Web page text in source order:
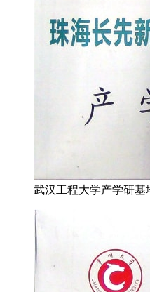
武汉工程大学产学研基